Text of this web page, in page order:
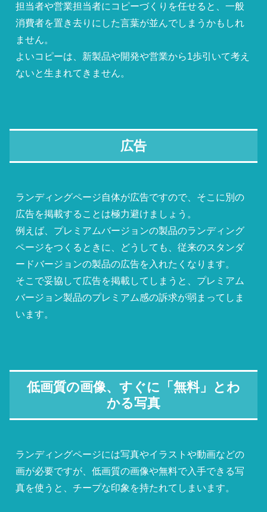
担当者や営業担当者にコピーづくりを任せると、一般
消費者を置き去りにした言葉が並んでしまうかもしれ
ません。
よいコピーは、新製品や開発や営業から1歩引いて考え
ないと生まれてきません。
広告
ランディングページ自体が広告ですので、そこに別の
広告を掲載することは極力避けましょう。
例えば、プレミアムバージョンの製品のランディング
ページをつくるときに、どうしても、従来のスタンダ
ードバージョンの製品の広告を入れたくなります。
そこで妥協して広告を掲載してしまうと、プレミアム
バージョン製品のプレミアム感の訴求が弱まってしま
います。
低画質の画像、すぐに「無料」とわ
かる写真
ランディングページには写真やイラストや動画などの
画が必要ですが、低画質の画像や無料で入手できる写
真を使うと、チープな印象を持たれてしまいます。